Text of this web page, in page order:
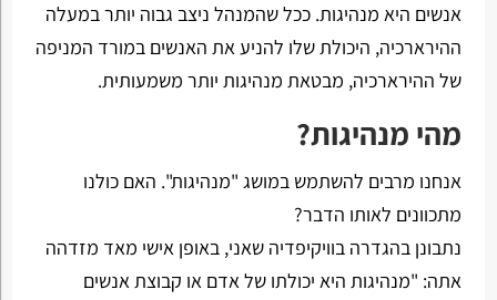
אנשים היא מנהיגות. ככל שהמנהל ניצב גבוה יותר במעלה
ההירארכיה, היכולת שלו להניע את האנשים במורד המניפה
של ההירארכיה, מבטאת מנהיגות יותר משמעותית.
מהי מנהיגות?
אנחנו מרבים להשתמש במושג "מנהיגות". האם כולנו
מתכוונים לאותו הדבר?
נתבונן בהגדרה בוויקיפדיה שאני, באופן אישי מאד מזדהה
אתה: "מנהיגות היא יכולתו של אדם או קבוצת אנשים